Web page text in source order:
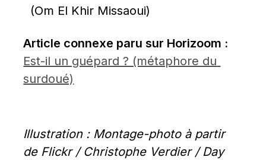
(Om El Khir Missaoui)
Article connexe paru sur Horizoom :
Est-il un guépard ? (métaphore du
surdoué)
Illustration : Montage-photo à partir
de Flickr / Christophe Verdier / Day